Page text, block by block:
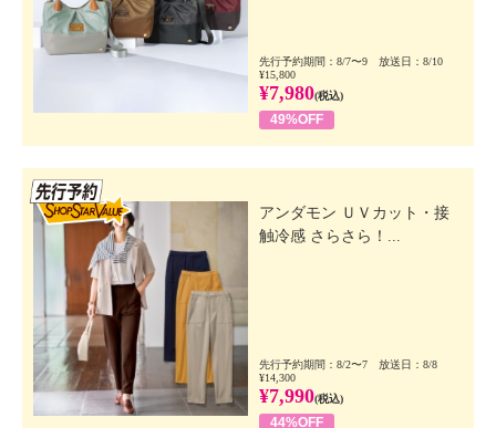
先行予約期間：8/7〜9 放送日：8/10
¥15,800
¥7,980(税込)
49%OFF
アンダモン ＵＶカット・接
触冷感 さらさら！...
先行予約期間：8/2〜7 放送日：8/8
¥14,300
¥7,990(税込)
44%OFF